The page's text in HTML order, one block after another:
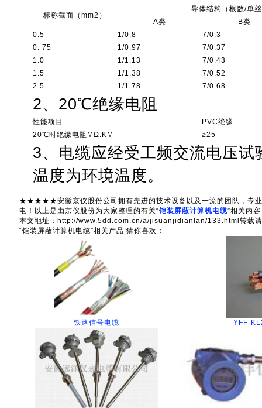
标称截面（mm2）
导体结构（根数/单
A类
B类
0.5
1/0.8
7/0.3
0. 75
1/0.97
7/0.37
1.0
1/1.13
7/0.43
1.5
1/1.38
7/0.52
2.5
1/1.78 7/0.68
2、20℃绝缘电阻
性能项目
PVC绝缘
20℃时绝缘电阻MΩ.KM
≥25
3、电缆应经受工频交流电压
温度为环境温度。
★★★★★安徽京仪股份公司拥有先进的技术设备以及一流的团队，专
电！以上是由京仪股份为大家整理的有关“铠装屏蔽计算机电缆”相关内
本文地址：http://www.5dd.com.cn/a/jisuanjidianlan/133.html转载请
“铠装屏蔽计算机电缆”相关产品|猜你喜欢：
铁路信号电缆 YFF-